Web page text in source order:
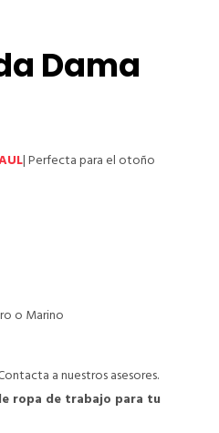
Dama
| Perfecta para el otoño
o Marino
a nuestros asesores.
ropa de trabajo para tu